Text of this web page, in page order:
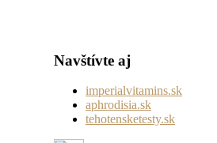
Navštívte aj
imperialvitamins.sk
aphrodisia.sk
tehotensketesty.sk